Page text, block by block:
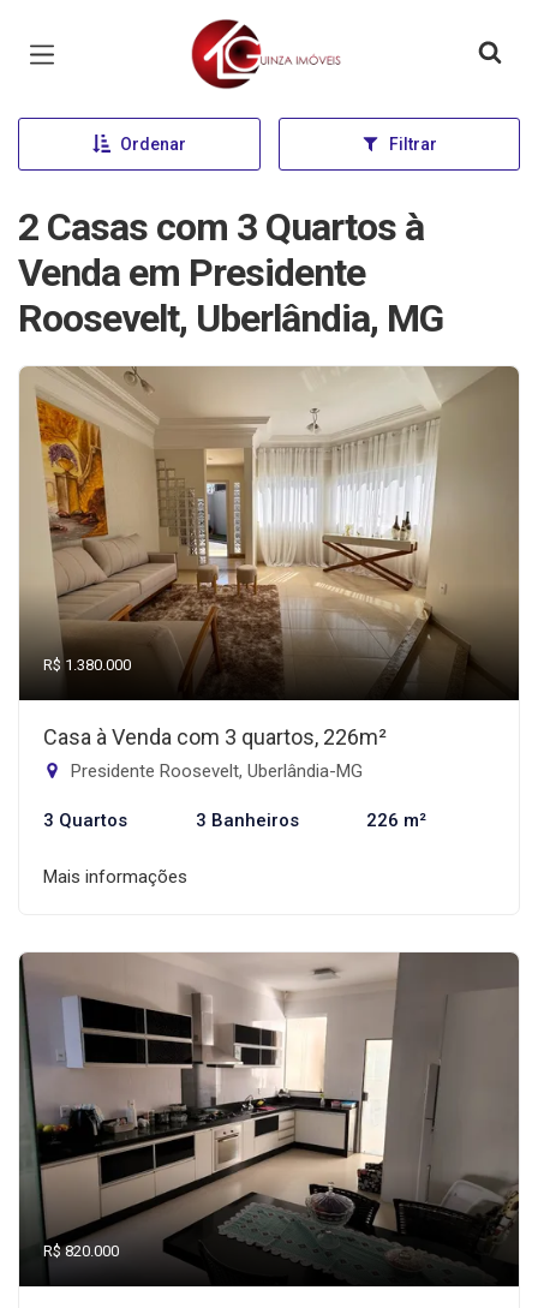
Página inicial
Ordenar Filtrar
2 Casas com 3 Quartos à
Venda em Presidente
Roosevelt, Uberlândia, MG
R$ 1.380.000
Casa à Venda com 3 quartos, 226m²
Presidente Roosevelt, Uberlândia-MG
3 Quartos 3 Banheiros 226 m²
Mais informações
R$ 820.000